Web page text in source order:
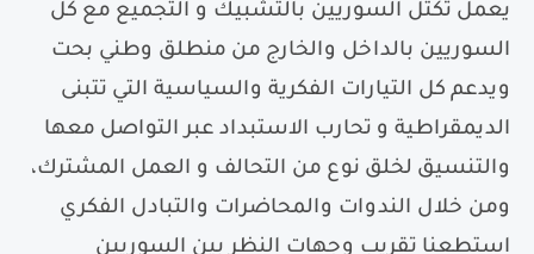
يعمل تكتل السوريين بالتشبيك و التجميع مع كل
السوريين بالداخل والخارج من منطلق وطني بحت
ويدعم كل التيارات الفكرية والسياسية التي تتبنى
الديمقراطية و تحارب الاستبداد عبر التواصل معها
والتنسيق لخلق نوع من التحالف و العمل المشترك،
ومن خلال الندوات والمحاضرات والتبادل الفكري
استطعنا تقريب وجهات النظر بين السوريين